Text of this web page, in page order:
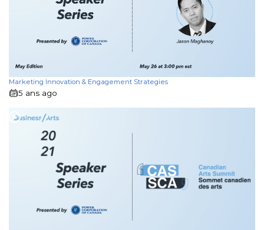
Marketing Innovation & Engagement Strategies
5 ans ago